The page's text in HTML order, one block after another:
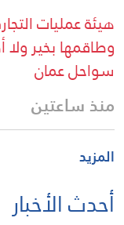
هيئة عمليات
وطاقمها بخير ولا
سواحل عمان
منذ ساعتين
المزيد
أحدث الأخبار